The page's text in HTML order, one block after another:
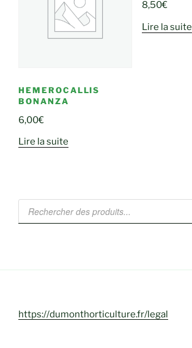
HEMEROCALLIS
BONANZA
6,00€
Lire la suite
8,50€
Lire la suite
Recherche
de
produits
https://dumonthorticulture.fr/legal